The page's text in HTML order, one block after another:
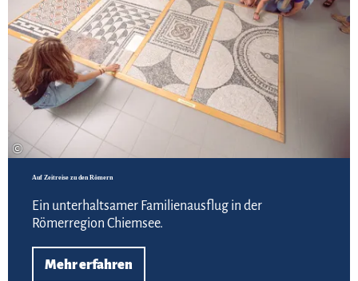
©
Auf Zeitreise zu den Römern
Ein unterhaltsamer Familienausflug in der
Römerregion Chiemsee.
Mehr erfahren